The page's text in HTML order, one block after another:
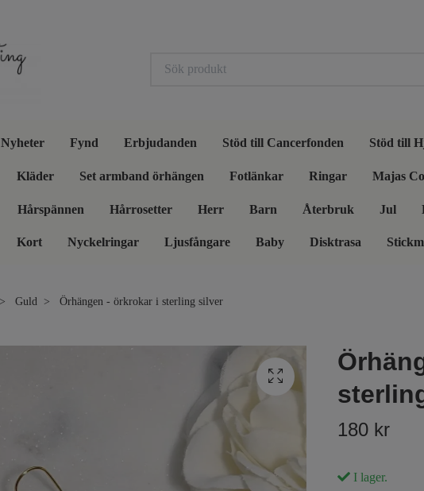
Nyheter Fynd Erbjudanden Stöd till Cancerfonden Stöd till
Kläder Set armband örhängen Fotlänkar Ringar Majas
Hårspännen Hårrosetter Herr Barn Återbruk Jul
Kort Nyckelringar Ljusfångare Baby Disktrasa
Guld Örhängen - örkrokar i sterling silver
180 kr
I lager.